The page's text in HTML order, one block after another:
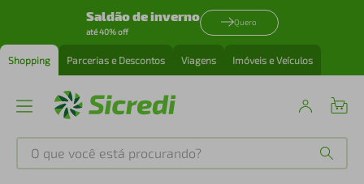
Saldão de inverno
até 40% off
Quero
Shopping Parcerias e Descontos Viagens Imóveis e Veículos
O que você está procurando?